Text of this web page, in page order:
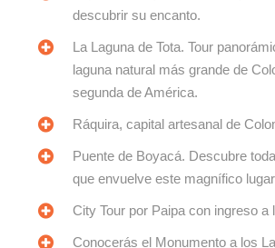
descubrir su encanto.
La Laguna de Tota. Tour
laguna natural más grande de
segunda de América.
Ráquira, capital artesanal de
Puente de Boyacá. Descubre
que envuelve este magnífico
City Tour por Paipa con ingreso a
Conocerás el Monumento a los